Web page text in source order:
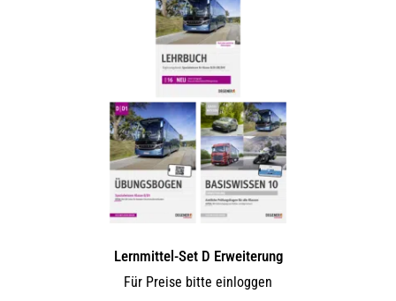
Lernmittel-Set D Erweiterung
Für Preise bitte einloggen